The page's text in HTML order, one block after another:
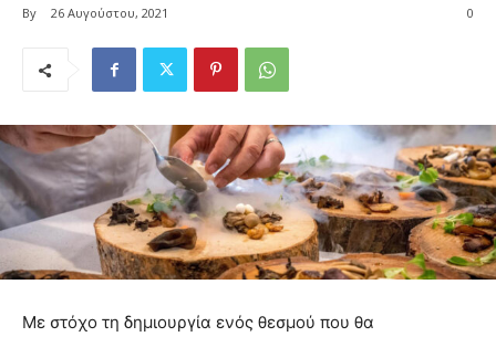
By 26 Αυγούστου, 2021 0
Με στόχο τη δημιουργία ενός θεσμού που θα